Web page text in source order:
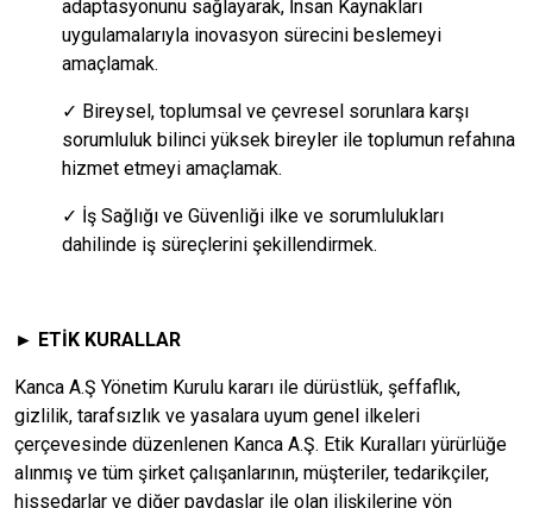
adaptasyonunu sağlayarak, İnsan Kaynakları
uygulamalarıyla inovasyon sürecini beslemeyi
amaçlamak.
✓ Bireysel, toplumsal ve çevresel sorunlara karşı
sorumluluk bilinci yüksek bireyler ile toplumun refahına
hizmet etmeyi amaçlamak.
✓ İş Sağlığı ve Güvenliği ilke ve sorumlulukları
dahilinde iş süreçlerini şekillendirmek.
► ETİK KURALLAR
Kanca A.Ş Yönetim Kurulu kararı ile dürüstlük, şeffaflık,
gizlilik, tarafsızlık ve yasalara uyum genel ilkeleri
çerçevesinde düzenlenen Kanca A.Ş. Etik Kuralları yürürlüğe
alınmış ve tüm şirket çalışanlarının, müşteriler, tedarikçiler,
hissedarlar ve diğer paydaşlar ile olan ilişkilerine yön